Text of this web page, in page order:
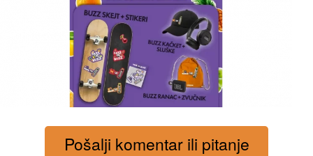
Pošalji komentar ili pitanje